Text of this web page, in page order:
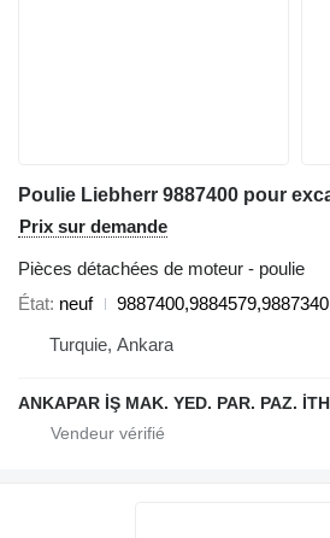
Prix sur demande
Pièces détachées de moteur - poulie
État neuf
9887400,9884579,9887340
Turquie, Ankara